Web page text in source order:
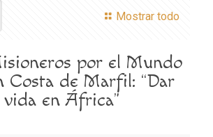
Mostrar todo
por el Mundo
Costa de Marfil: “Dar
vida en África”